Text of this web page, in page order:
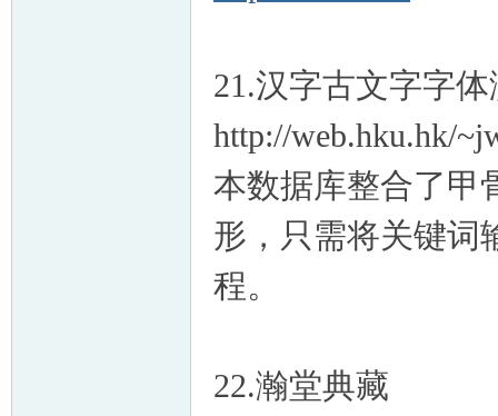
21.汉字古文字字
http://web.hku.hk/
本数据库整合了甲
形，只需将关键词
程。
22.瀚堂典藏